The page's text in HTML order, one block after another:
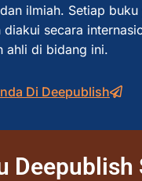
ilmiah. Setiap
secara
ahli di bidang ini.
Di Deepublish
Deepublish